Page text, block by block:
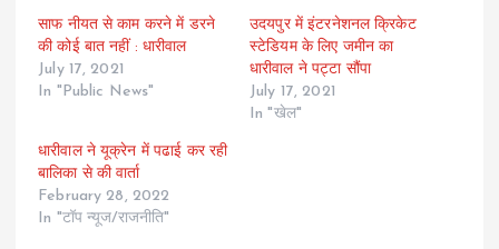
साफ नीयत से काम करने में डरने
की कोई बात नहीं : धारीवाल
July 17, 2021
In "Public News"
उदयपुर में इंटरनेशनल क्रिकेट
स्टेडियम के लिए जमीन का
धारीवाल ने पट्टा सौंपा
July 17, 2021
In "खेल"
धारीवाल ने यूक्रेन में पढाई कर रही
बालिका से की वार्ता
February 28, 2022
In "टॉप न्यूज/राजनीति"